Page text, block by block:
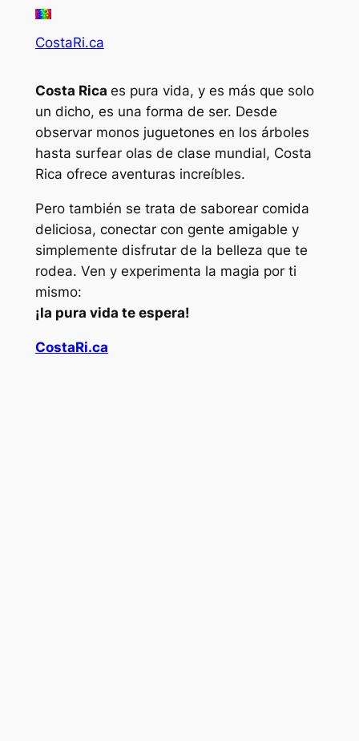
CostaRi.ca
Costa Rica es pura vida, y es más que solo
un dicho, es una forma de ser. Desde
observar monos juguetones en los árboles
hasta surfear olas de clase mundial, Costa
Rica ofrece aventuras increíbles.
Pero también se trata de saborear comida
deliciosa, conectar con gente amigable y
simplemente disfrutar de la belleza que te
rodea. Ven y experimenta la magia por ti
mismo:
¡la pura vida te espera!
CostaRi.ca